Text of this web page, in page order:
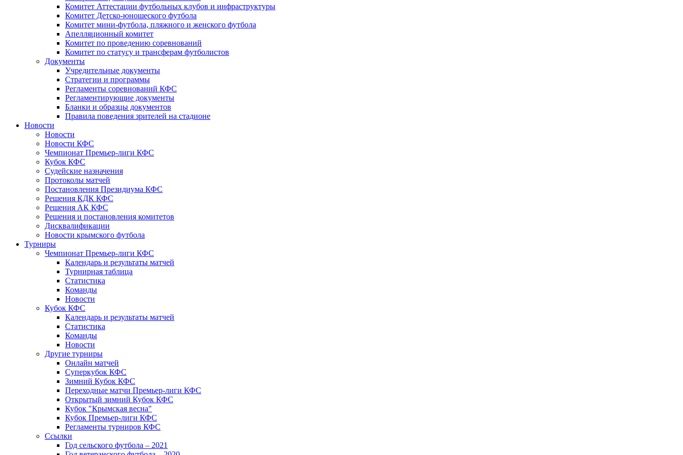
Комитет Аттестации футбольных клубов и инфраструктуры
Комитет Детско-юношеского футбола
Комитет мини-футбола, пляжного и женского футбола
Апелляционный комитет
Комитет по проведению соревнований
Комитет по статусу и трансферам футболистов
Документы
Учредительные документы
Стратегии и программы
Регламенты соревнований КФС
Регламентирующие документы
Бланки и образцы документов
Правила поведения зрителей на стадионе
Новости
Новости
Новости КФС
Чемпионат Премьер-лиги КФС
Кубок КФС
Судейские назначения
Протоколы матчей
Постановления Президиума КФС
Решения КДК КФС
Решения АК КФС
Решения и постановления комитетов
Дисквалификации
Новости крымского футбола
Турниры
Чемпионат Премьер-лиги КФС
Календарь и результаты матчей
Турнирная таблица
Статистика
Команды
Новости
Кубок КФС
Календарь и результаты матчей
Статистика
Команды
Новости
Другие турниры
Онлайн матчей
Суперкубок КФС
Зимний Кубок КФС
Переходные матчи Премьер-лиги КФС
Открытый зимний Кубок КФС
Кубок "Крымская весна"
Кубок Премьер-лиги КФС
Регламенты турниров КФС
Ссылки
Год сельского футбола – 2021